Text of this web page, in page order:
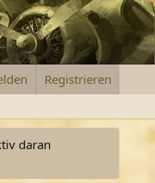
Registrieren
daran